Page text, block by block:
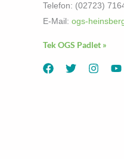
Telefon: (02723)
E-Mail: ogs-
Tek OGS Padlet »